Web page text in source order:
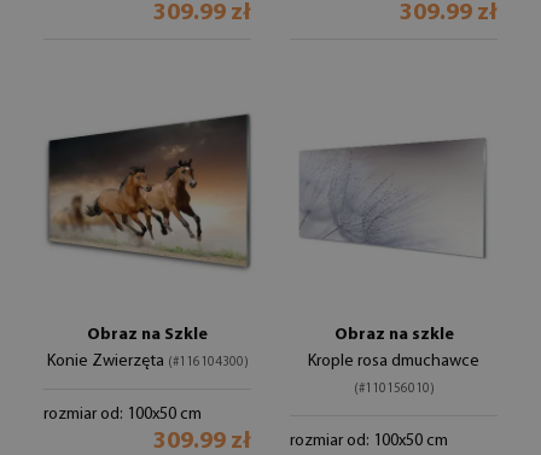
309.99 zł 309.99 zł
Obraz na Szkle
Konie Zwierzęta (#116104300)
rozmiar od: 100x50 cm
309.99 zł
Obraz na szkle
Krople rosa dmuchawce
(#110156010)
rozmiar od: 100x50 cm